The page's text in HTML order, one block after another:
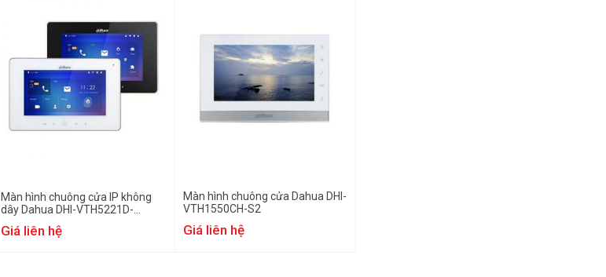
Màn hình chuông cửa IP không
dây Dahua DHI-VTH5221D-
Giá liên hệ
Màn hình chuông cửa Dahua DHI-
VTH1550CH-S2
Giá liên hệ